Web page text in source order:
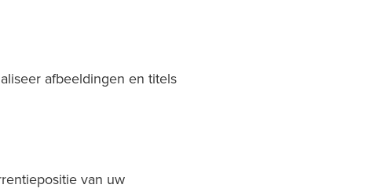
afbeeldingen en titels
van uw